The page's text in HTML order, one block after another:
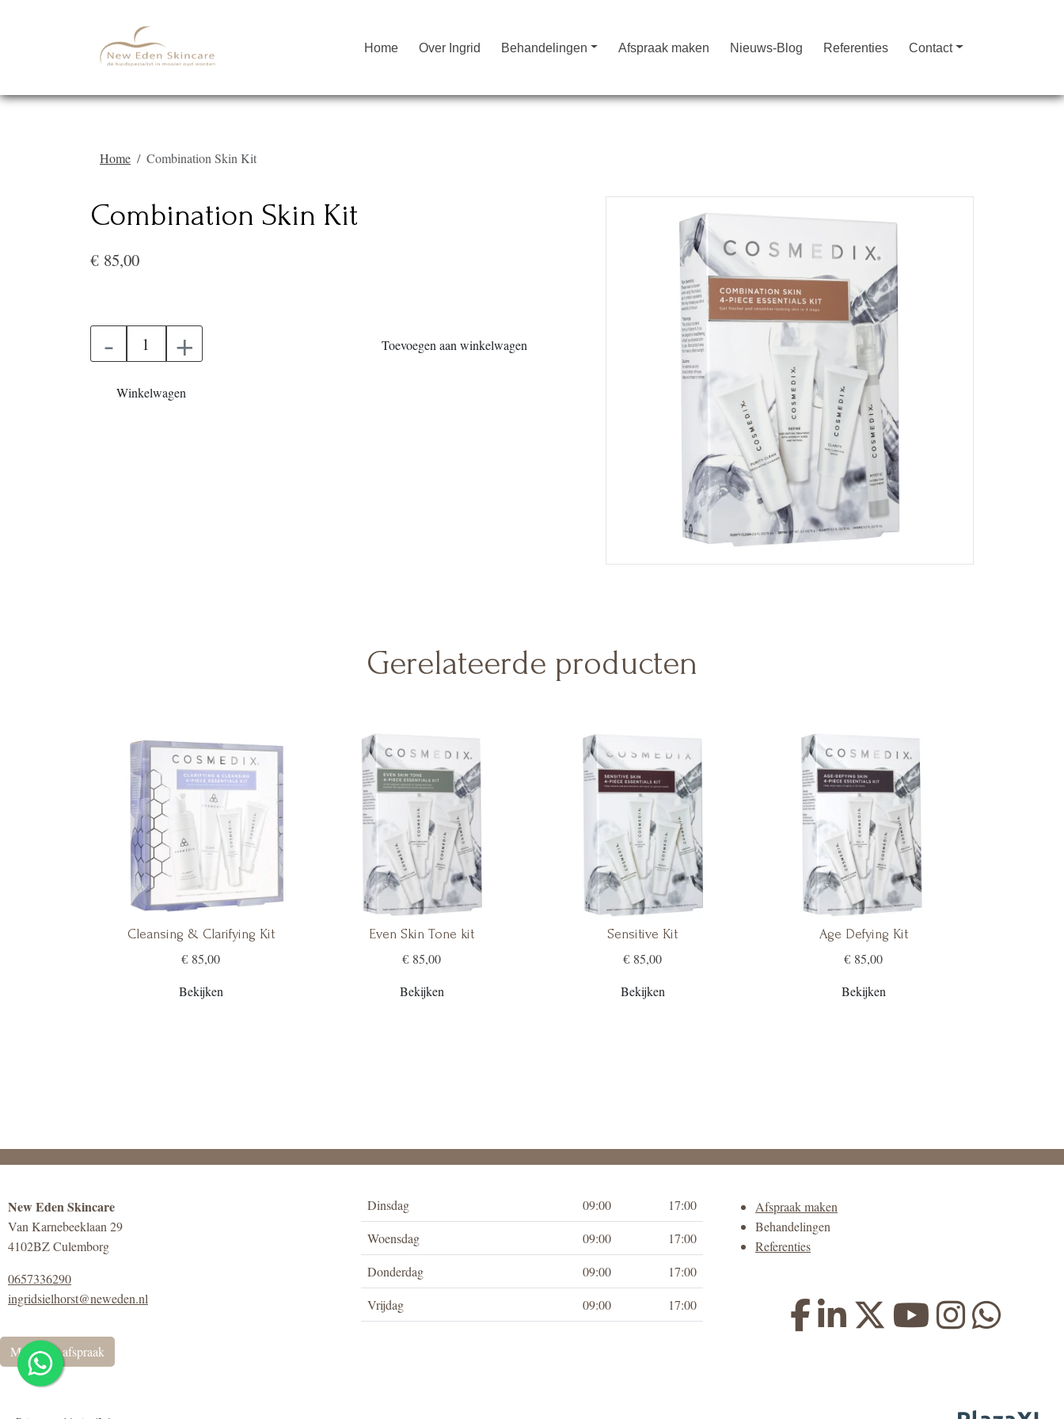
Home Over Ingrid Behandelingen Afspraak maken Nieuws-Blog Referenties Contact
Home Combination Skin Kit
Combination Skin Kit
€ 85,00
- + Toevoegen aan winkelwagen
Winkelwagen
Gerelateerde producten
Cleansing & Clarifying Kit
€ 85,00
Bekijken
Even Skin Tone kit
€ 85,00
Bekijken
Sensitive Kit
€ 85,00
Bekijken
Age Defying Kit
€ 85,00
Bekijken
New Eden Skincare
Van Karnebeeklaan 29
4102BZ Culemborg
0657336290
ingridsielhorst@neweden.nl
Maak een afspraak
Dinsdag 09:00
17:00
Woensdag
09:00
17:00
Donderdag
09:00
17:00
Vrijdag
09:00 17:00
Afspraak maken
Behandelingen
Referenties